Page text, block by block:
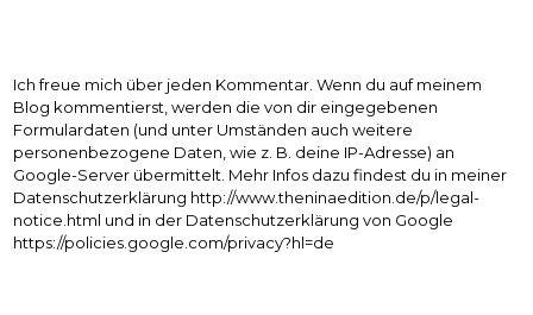
Ich freue mich über jeden Kommentar. Wenn du auf meinem
Blog kommentierst, werden die von dir eingegebenen
Formulardaten (und unter Umständen auch weitere
personenbezogene Daten, wie z. B. deine IP-Adresse) an
Google-Server übermittelt. Mehr Infos dazu findest du in meiner
Datenschutzerklärung http://www.theninaedition.de/p/legal-
notice.html und in der Datenschutzerklärung von Google
https://policies.google.com/privacy?hl=de